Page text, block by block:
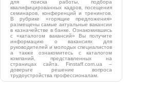
для поиска работы, подбора
квалифицированных кадров, посещения
семинаров, конференций и тренингов.
В рубрике «горящие предложения»
размещены самые актуальные вакансии
в казначействе в банке. Ознакомившись
с «каталогом вакансий» Вы получите
информацию о вакансиях для
руководителей и молодых специалистов
а также ознакомитесь с каталогом
компаний, представленных на
страницах сайта. Finstaff.com.ua –
доверьте решение вопроса
трудоустройства профессионалам.